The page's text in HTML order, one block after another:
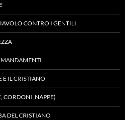
CONTRO I GENTILI
E IL CRISTIANO
CORDONI, NAPPE)
DEL CRISTIANO